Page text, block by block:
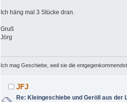
Ich häng mal 3 Stücke dran.
Gruß
Jörg
Ich mag Geschiebe, weil sie die
JFJ
Re: Kleingeschiebe und Geröll aus der